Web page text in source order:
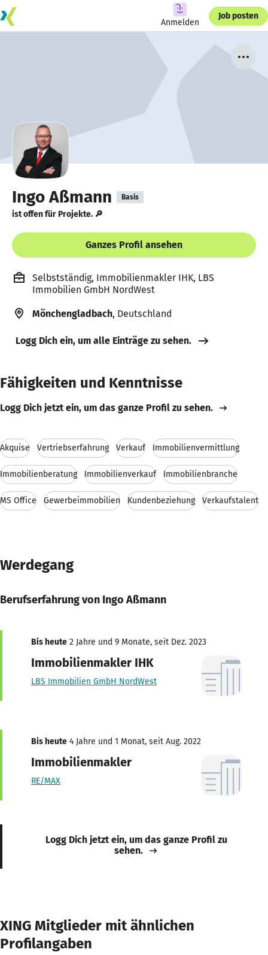
Anmelden
Job posten
Ingo Aßmann Basis
ist offen für Projekte. 🔎
Ganzes Profil ansehen
Selbstständig, Immobilienmakler IHK, LBS
Immobilien GmbH NordWest
Mönchengladbach, Deutschland
Logg Dich ein, um alle Einträge zu sehen.
Fähigkeiten und Kenntnisse
Logg Dich jetzt ein, um das ganze Profil zu sehen.
Akquise Vertriebserfahrung Verkauf Immobilienvermittlung
Immobilienberatung Immobilienverkauf Immobilienbranche
MS Office Gewerbeimmobilien Kundenbeziehung Verkaufstalent
Werdegang
Berufserfahrung von Ingo Aßmann
Bis heute 2 Jahre und 9 Monate, seit Dez. 2023
Immobilienmakler IHK
LBS Immobilien GmbH NordWest
Bis heute 4 Jahre und 1 Monat, seit Aug. 2022
Immobilienmakler
RE/MAX
Logg Dich jetzt ein, um das ganze Profil zu
sehen.
XING Mitglieder mit ähnlichen
Profilangaben